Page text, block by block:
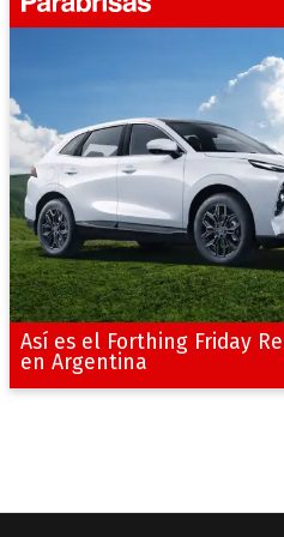
Así es el Forthing Friday
en Argentina